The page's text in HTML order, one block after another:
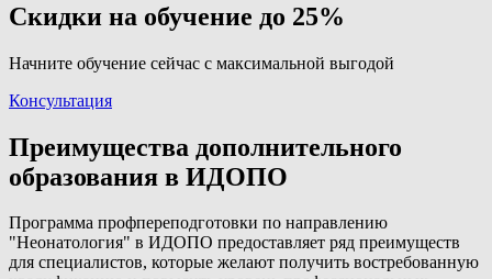
Скидки на обучение до 25%
Начните обучение сейчас с максимальной выгодой
Консультация
Преимущества дополнительного
образования в ИДОПО
Программа профпереподготовки по направлению
"Неонатология" в ИДОПО предоставляет ряд преимуществ
для специалистов, которые желают получить востребованную